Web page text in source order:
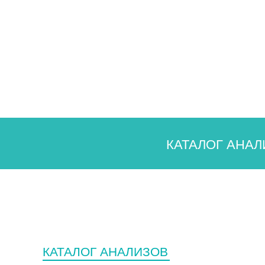
КАТАЛОГ
КАТАЛОГ АНАЛИЗОВ